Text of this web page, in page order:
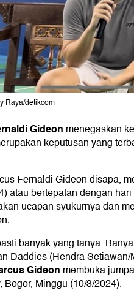
Raya/detikcom
Gideon menegaskan
keputusan yang
Fernaldi Gideon disapa,
atau bertepatan dengan
ucapan syukurnya dan
banyak yang tanya.
Daddies (Hendra
Gideon membuka
Bogor, Minggu (10/3/2024).